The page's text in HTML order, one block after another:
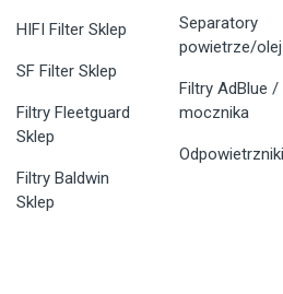
HIFI Filter Sklep
SF Filter Sklep
Filtry Fleetguard
Sklep
Filtry Baldwin
Sklep
Separatory
powietrze/olej
Filtry AdBlue /
mocznika
Odpowietrzniki